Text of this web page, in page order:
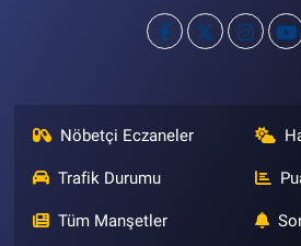
Nöbetçi Eczaneler
Trafik Durumu
Tüm Manşetler